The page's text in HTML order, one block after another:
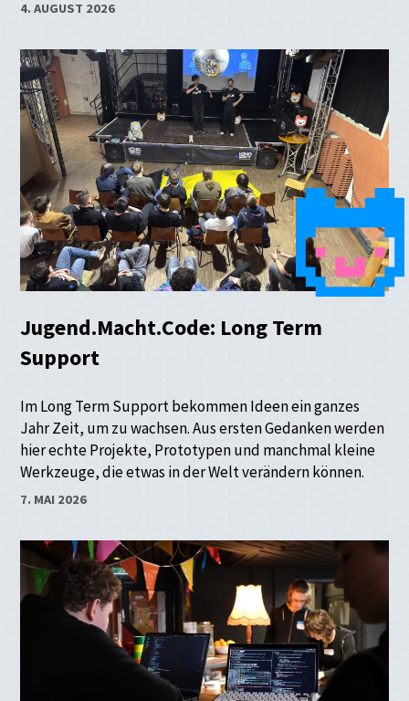
4. AUGUST 2026
Jugend.Macht.Code: Long Term
Support
Im Long Term Support bekommen Ideen ein ganzes
Jahr Zeit, um zu wachsen. Aus ersten Gedanken werden
hier echte Projekte, Prototypen und manchmal kleine
Werkzeuge, die etwas in der Welt verändern können.
7. MAI 2026